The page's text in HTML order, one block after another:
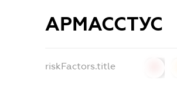
АРМАССТУС
riskFactors.title